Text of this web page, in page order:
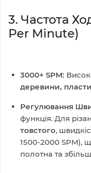
3. Частота
Per Minute)
3000+ SPM:
деревини,
Регулювання
функція. Для
товстого,
1500-2000 SPM),
полотна та